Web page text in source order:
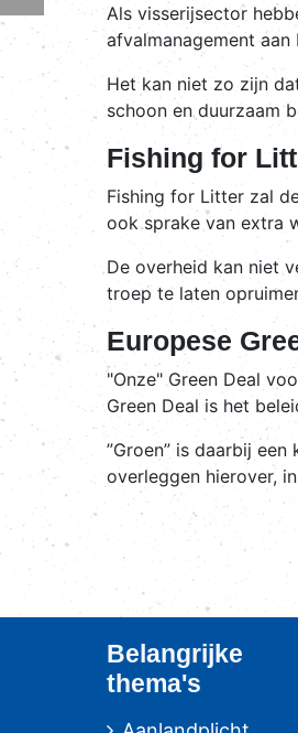
Als visserijsector
afvalmanagement
Het kan niet zo zijn
schoon en duurzaam
Fishing for
Fishing for Litter zal
ook sprake van extra
De overheid kan niet
troep te laten
Europese
"Onze" Green Deal
Green Deal is het
”Groen” is daarbij
overleggen hierover,
Belangrijke
thema's